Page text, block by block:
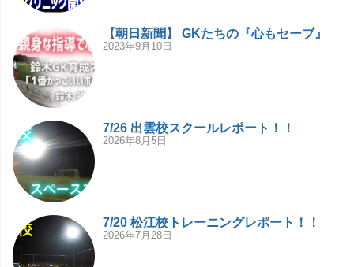
【朝日新聞】 GKたちの『心もセーブ』
2023年9月10日
7/26 出雲校スクールレポート！！
2026年8月5日
7/20 松江校トレーニングレポート！！
2026年7月28日